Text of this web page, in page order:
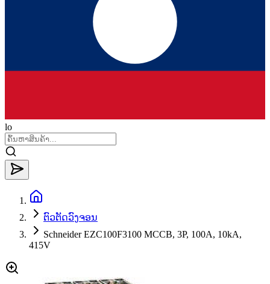
lo
ຕົວຕັດວົງຈອນ
Schneider EZC100F3100 MCCB, 3P, 100A, 10kA,
415V